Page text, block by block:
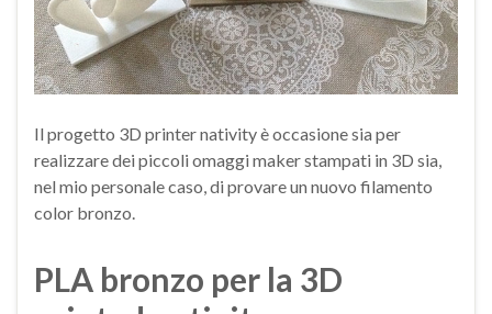
Il progetto 3D printer nativity è occasione sia per
realizzare dei piccoli omaggi maker stampati in 3D sia,
nel mio personale caso, di provare un nuovo filamento
color bronzo.
PLA bronzo per la 3D